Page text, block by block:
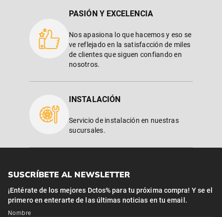
PASIÓN Y EXCELENCIA
Nos apasiona lo que hacemos y eso se
ve reflejado en la satisfacción de miles
de clientes que siguen confiando en
nosotros.
INSTALACIÓN
Servicio de instalación en nuestras
sucursales.
SUSCRÍBETE AL NEWSLETTER
¡Entérate de los mejores Dctos% para tu próxima compra! Y se el
primero en enterarte de las últimas noticias en tu email.
Nombre